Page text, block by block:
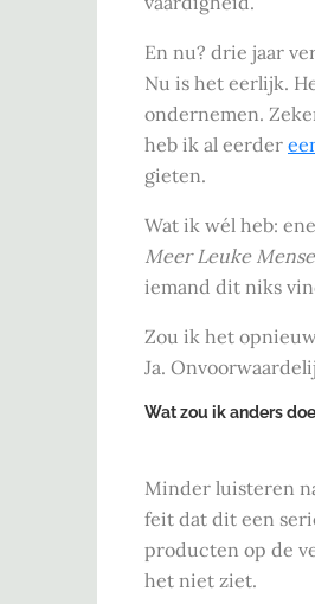
En nu? drie jaar
Nu is het eerlijk.
ondernemen.
heb ik al eerder
gieten.
Wat ik wél heb:
Meer Leuke
iemand dit niks
Zou ik het
Ja.
Wat zou ik anders
Minder luisteren
feit dat dit een
producten op de
het niet ziet.